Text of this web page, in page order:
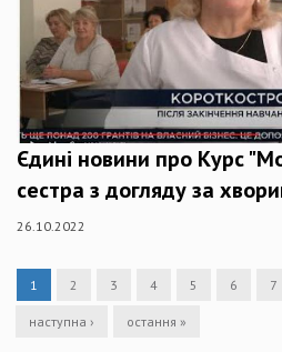
Єдині новини про Курс
сестра з догляду за
26.10.2022
1 2 3 4 5 6 7
наступна › остання »